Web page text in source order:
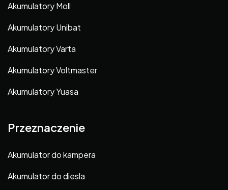
Akumulatory Moll
Akumulatory Unibat
Akumulatory Varta
Akumulatory Voltmaster
Akumulatory Yuasa
Przeznaczenie
Akumulator do kampera
Akumulator do diesla